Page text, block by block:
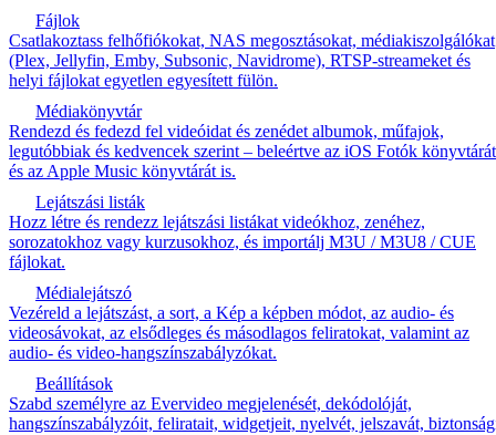
Fájlok
Csatlakoztass felhőfiókokat, NAS megosztásokat, médiakiszolgálókat
(Plex, Jellyfin, Emby, Subsonic, Navidrome), RTSP-streameket és
helyi fájlokat egyetlen egyesített fülön.
Médiakönyvtár
Rendezd és fedezd fel videóidat és zenédet albumok, műfajok,
legutóbbiak és kedvencek szerint – beleértve az iOS Fotók könyvtárát
és az Apple Music könyvtárát is.
Lejátszási listák
Hozz létre és rendezz lejátszási listákat videókhoz, zenéhez,
sorozatokhoz vagy kurzusokhoz, és importálj M3U / M3U8 / CUE
fájlokat.
Médialejátszó
Vezéreld a lejátszást, a sort, a Kép a képben módot, az audio- és
videosávokat, az elsődleges és másodlagos feliratokat, valamint az
audio- és video-hangszínszabályzókat.
Beállítások
Szabd személyre az Evervideo megjelenését, dekódolóját,
hangszínszabályzóit, feliratait, widgetjeit, nyelvét, jelszavát,